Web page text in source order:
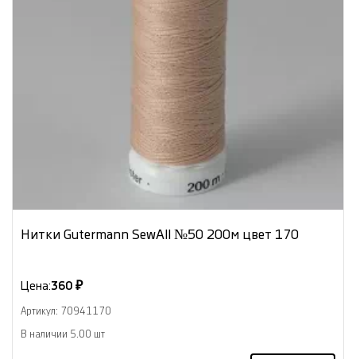
Нитки Gutermann SewAll №50 200м цвет 170
Цена:360 ₽
Артикул: 70941170
В наличии 5.00 шт